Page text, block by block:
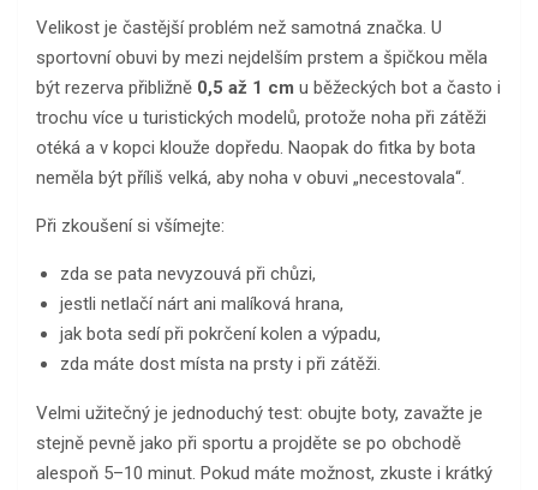
Velikost je častější problém než samotná značka. U
sportovní obuvi by mezi nejdelším prstem a špičkou měla
být rezerva přibližně 0,5 až 1 cm u běžeckých bot a často i
trochu více u turistických modelů, protože noha při zátěži
otéká a v kopci klouže dopředu. Naopak do fitka by bota
neměla být příliš velká, aby noha v obuvi „necestovala“.
Při zkoušení si všímejte:
zda se pata nevyzouvá při chůzi,
jestli netlačí nárt ani malíková hrana,
jak bota sedí při pokrčení kolen a výpadu,
zda máte dost místa na prsty i při zátěži.
Velmi užitečný je jednoduchý test: obujte boty, zavažte je
stejně pevně jako při sportu a projděte se po obchodě
alespoň 5–10 minut. Pokud máte možnost, zkuste i krátký